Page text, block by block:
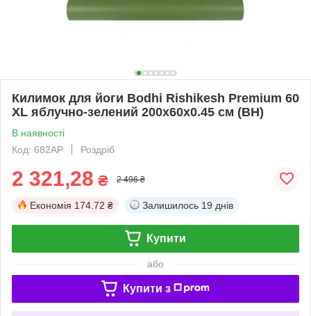
Килимок для йоги Bodhi Rishikesh Premium 60
XL яблучно-зелений 200x60x0.45 см (BH)
В наявності
Код: 682AP
Роздріб
2 321,28 ₴ 2 496 ₴
Економія 174.72 ₴ Залишилось 19 днів
Купити
або
Купити з